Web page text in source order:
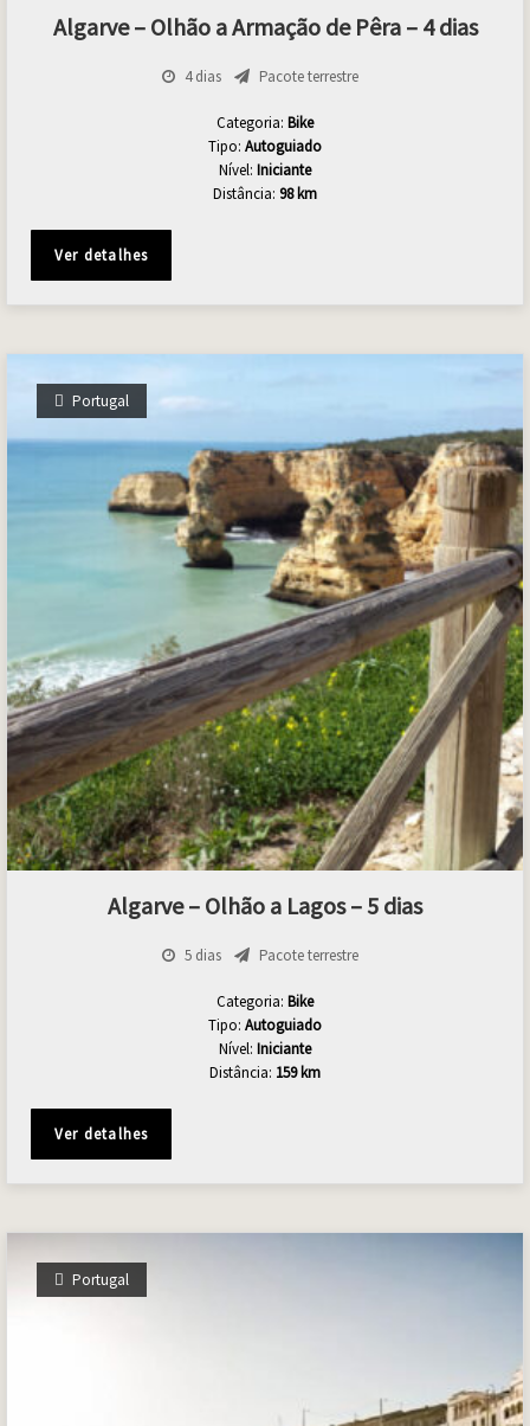
Algarve – Olhão a Armação de Pêra – 4 dias
4 dias Pacote terrestre
Categoria: Bike
Tipo: Autoguiado
Nível: Iniciante
Distância: 98 km
Ver detalhes
Portugal
Algarve – Olhão a Lagos – 5 dias
5 dias Pacote terrestre
Categoria: Bike
Tipo: Autoguiado
Nível: Iniciante
Distância: 159 km
Ver detalhes
Portugal